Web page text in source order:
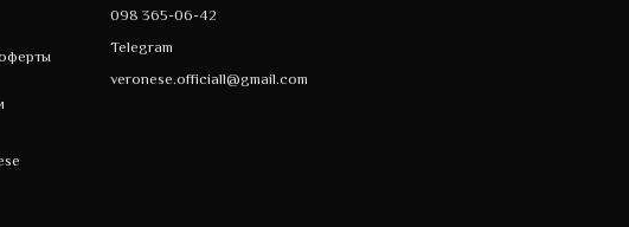
098 365-06-42
Telegram
veronese.officiall@gmail.com